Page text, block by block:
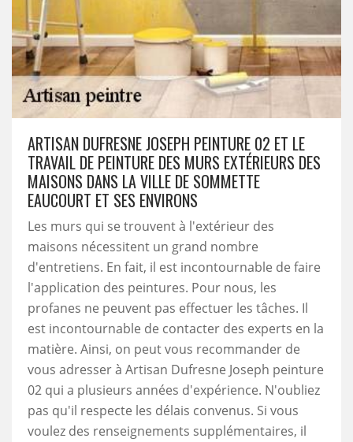
ARTISAN DUFRESNE JOSEPH PEINTURE 02 ET LE
TRAVAIL DE PEINTURE DES MURS EXTÉRIEURS DES
MAISONS DANS LA VILLE DE SOMMETTE
EAUCOURT ET SES ENVIRONS
Les murs qui se trouvent à l'extérieur des
maisons nécessitent un grand nombre
d'entretiens. En fait, il est incontournable de faire
l'application des peintures. Pour nous, les
profanes ne peuvent pas effectuer les tâches. Il
est incontournable de contacter des experts en la
matière. Ainsi, on peut vous recommander de
vous adresser à Artisan Dufresne Joseph peinture
02 qui a plusieurs années d'expérience. N'oubliez
pas qu'il respecte les délais convenus. Si vous
voulez des renseignements supplémentaires, il